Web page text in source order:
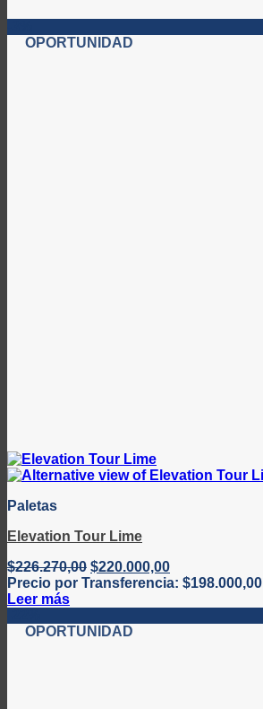
OPORTUNIDAD
Paletas
Elevation Tour Lime
$226.270,00 El
precio
$226.270,00.
$220.000,00El
precio
Precio por Transferencia: $198.000,00
Leer más
OPORTUNIDAD